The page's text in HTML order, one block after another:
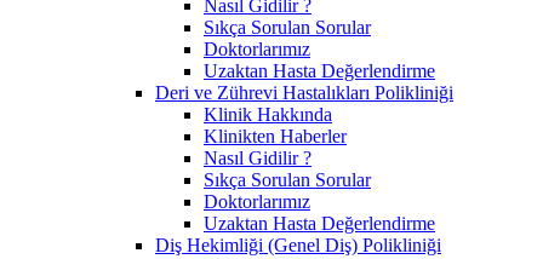
Nasıl Gidilir ?
Sıkça Sorulan Sorular
Doktorlarımız
Uzaktan Hasta Değerlendirme
Deri ve Zührevi Hastalıkları Polikliniği
Klinik Hakkında
Klinikten Haberler
Nasıl Gidilir ?
Sıkça Sorulan Sorular
Doktorlarımız
Uzaktan Hasta Değerlendirme
Diş Hekimliği (Genel Diş) Polikliniği